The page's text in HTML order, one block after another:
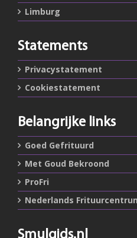
Limburg
Statements
Privacystatement
Cookiestatement
Belangrijke links
Goed Gefrituurd
Met Goud Bekroond
ProFri
Nederlands